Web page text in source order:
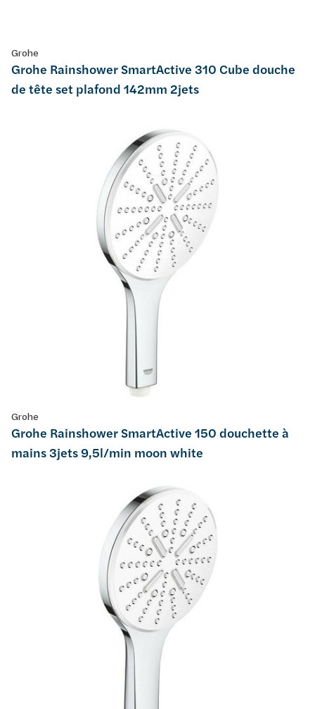
Grohe
Grohe Rainshower SmartActive 310 Cube douche
de tête set plafond 142mm 2jets
Grohe
Grohe Rainshower SmartActive 150 douchette à
mains 3jets 9,5l/min moon white